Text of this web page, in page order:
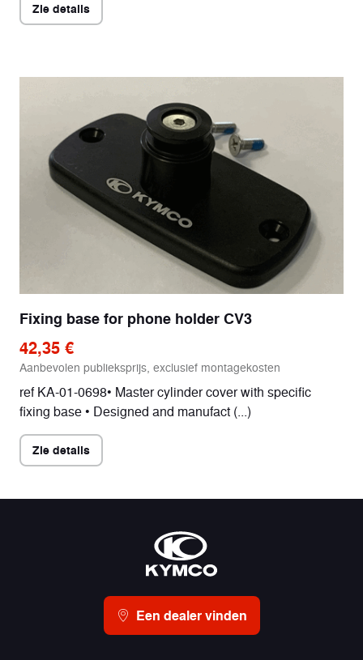
Zie details
Fixing base for phone holder CV3
42,35 €
Aanbevolen publieksprijs, exclusief montagekosten
ref KA-01-0698• Master cylinder cover with specific
fixing base • Designed and manufact (...)
Zie details
Een dealer vinden